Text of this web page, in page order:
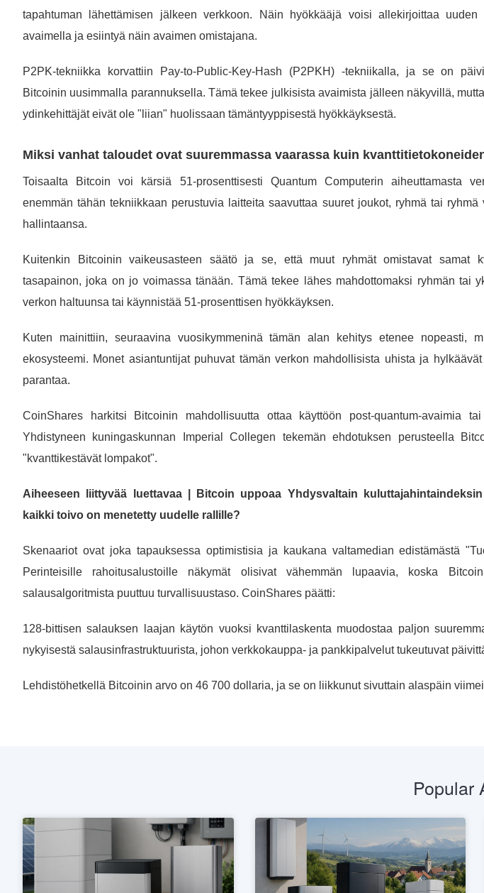
tapahtuman lähettämisen jälkeen verkkoon. Näin hyökkääjä voisi allekirjoittaa uuden
avaimella ja esiintyä näin avaimen omistajana.
P2PK-tekniikka korvattiin Pay-to-Public-Key-Hash (P2PKH) -tekniikalla, ja se on
Bitcoinin uusimmalla parannuksella. Tämä tekee julkisista avaimista jälleen näkyvillä,
ydinkehittäjät eivät ole "liian" huolissaan tämäntyyppisestä hyökkäyksestä.
Miksi vanhat taloudet ovat suuremmassa vaarassa kuin
Toisaalta Bitcoin voi kärsiä 51-prosenttisesti Quantum Computerin aiheuttamasta
enemmän tähän tekniikkaan perustuvia laitteita saavuttaa suuret joukot, ryhmä tai ryhmä
hallintaansa.
Kuitenkin Bitcoinin vaikeusasteen säätö ja se, että muut ryhmät omistavat samat
tasapainon, joka on jo voimassa tänään. Tämä tekee lähes mahdottomaksi ryhmän tai
verkon haltuunsa tai käynnistää 51-prosenttisen hyökkäyksen.
Kuten mainittiin, seuraavina vuosikymmeninä tämän alan kehitys etenee nopeasti,
ekosysteemi. Monet asiantuntijat puhuvat tämän verkon mahdollisista uhista ja
parantaa.
CoinShares harkitsi Bitcoinin mahdollisuutta ottaa käyttöön post-quantum-avaimia tai
Yhdistyneen kuningaskunnan Imperial Collegen tekemän ehdotuksen perusteella
"kvanttikestävät lompakot".
Aiheeseen liittyvää luettavaa | Bitcoin uppoaa Yhdysvaltain
kaikki toivo on menetetty uudelle rallille?
Skenaariot ovat joka tapauksessa optimistisia ja kaukana valtamedian edistämästä
Perinteisille rahoitusalustoille näkymät olisivat vähemmän lupaavia, koska
salausalgoritmista puuttuu turvallisuustaso. CoinShares päätti:
128-bittisen salauksen laajan käytön vuoksi kvanttilaskenta muodostaa paljon
nykyisestä salausinfrastruktuurista, johon verkkokauppa- ja pankkipalvelut tukeutuvat
Lehdistöhetkellä Bitcoinin arvo on 46 700 dollaria, ja se on liikkunut sivuttain alaspäin
Popular